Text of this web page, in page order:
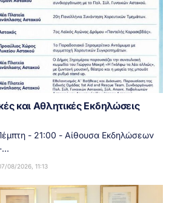
και Αθλητικές Εκδηλώσεις
- 21:00 - Αίθουσα Εκδηλώσεων
08/2026, 11:13